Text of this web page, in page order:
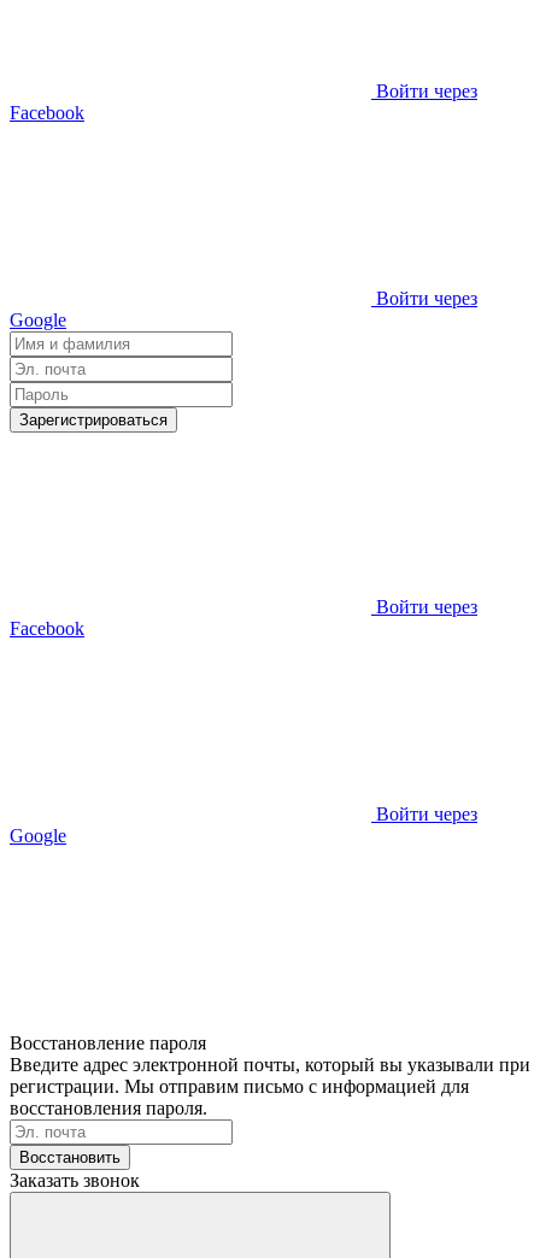
Войти через
Facebook
Войти через
Google
Зарегистрироваться
Войти через
Facebook
Войти через
Google
Восстановление пароля
Введите адрес электронной почты, который вы указывали при
регистрации. Мы отправим письмо с информацией для
восстановления пароля.
Восстановить
Заказать звонок